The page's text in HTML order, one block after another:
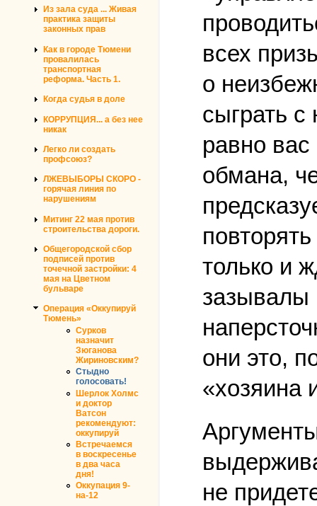
Из зала суда ... Живая
практика защиты
законных прав
Как в городе Тюмени
провалилась
транспортная
реформа. Часть 1.
Когда судья в доле
КОРРУПЦИЯ... а без нее
никак
Легко ли создать
профсоюз?
ЛЖЕВЫБОРЫ СКОРО -
горячая линия по
нарушениям
Митинг 22 мая против
строительства дороги.
Общегородской сбор
подписей против
точечной застройки: 4
мая на Цветном
бульваре
Операция «Оккупируй
Тюмень»
Сурков
назначит
Зюганова
Жириновским?
Стыдно
голосовать!
Шерлок Холмс
и доктор
Ватсон
рекомендуют:
оккупируй
Встречаемся
в воскресенье
в два часа
дня!
Оккупация 9-
на-12
всех
о
сыграть
равно
обмана,
только и
зазывалы
они это,
«хозяина
не